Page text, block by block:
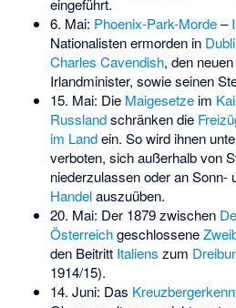
eingeführt.
6. Mai: Phoenix-Park-Morde–
Nationalisten ermorden in
Charles Cavendish, den
Irlandminister, sowie seinen
15. Mai: Die Maigesetzeim
Russlandschränken die
im Landein. So wird ihnen
verboten, sich außerhalb von
niederzulassen oder an Sonn-
Handelauszuüben.
20. Mai: Der 1879 zwischen
Österreichgeschlossene
den Beitritt Italiens zum
1914/15).
14. Juni: Das